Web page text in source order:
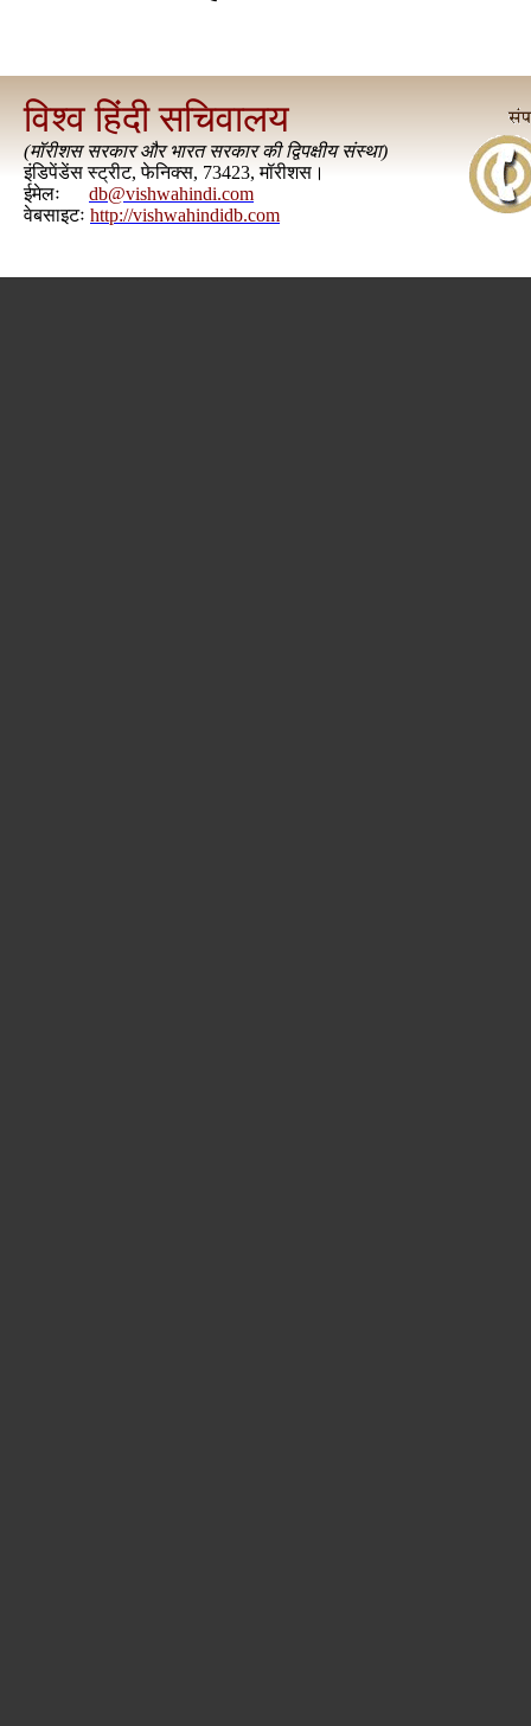
विश्व हिंदी सचिवालय
(मॉरीशस सरकार और भारत सरकार की द्विपक्षीय संस्था)
इंडिपेंडेंस स्ट्रीट, फेनिक्स, 73423, मॉरीशस।
ईमेलः
db@vishwahindi.com
वेबसाइटः http://vishwahindidb.com